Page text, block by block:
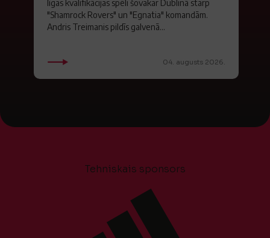
līgas kvalifikācijas spēli šovakar Dublinā starp
"Shamrock Rovers" un "Egnatia" komandām.
Andris Treimanis pildīs galvenā...
04. augusts 2026.
Tehniskais sponsors